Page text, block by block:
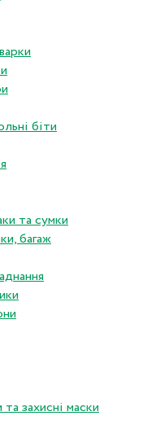
біти
та сумки
багаж
захисні маски